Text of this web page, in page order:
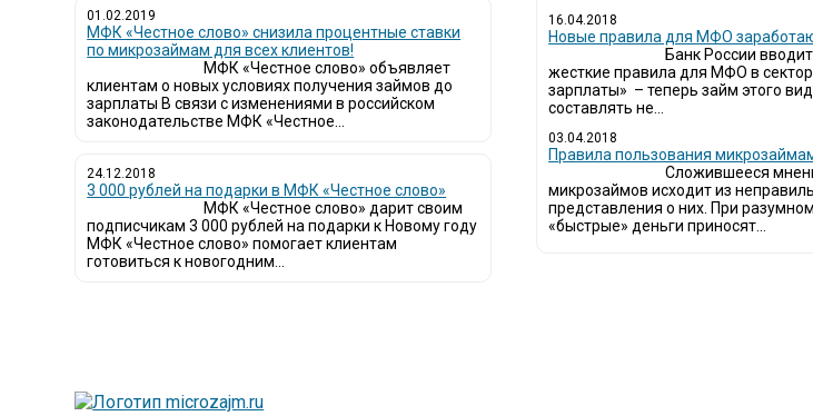
01.02.2019
МФК «Честное слово» снизила процентные ставки
по микрозаймам для всех клиентов!
МФК «Честное слово» объявляет
клиентам о новых условиях получения займов до
зарплаты В связи с изменениями в российском
законодательстве МФК «Честное...
24.12.2018
3 000 рублей на подарки в МФК «Честное слово»
МФК «Честное слово» дарит своим
подписчикам 3 000 рублей на подарки к Новому году
МФК «Честное слово» помогает клиентам
готовиться к новогодним...
16.04.2018
Новые правила для МФО
Банк России
жесткие правила для МФО в
зарплаты» – теперь займ этого
составлять не...
03.04.2018
​Правила пользования
Сложившееся
микрозаймов исходит из
представления о них. При
«быстрые» деньги приносят...